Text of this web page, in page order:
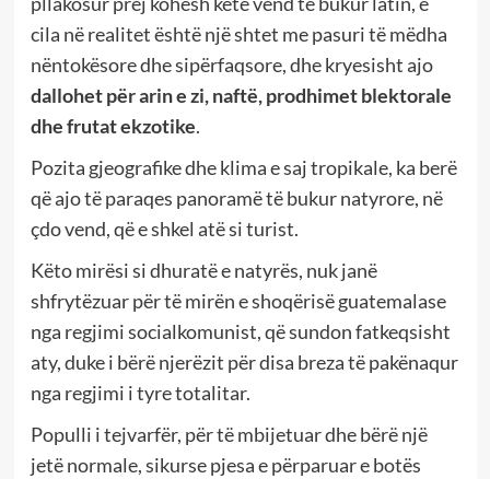
cila në realitet është një shtet me pasuri të mëdha
nëntokësore dhe sipërfaqsore, dhe kryesisht ajo
dallohet për arin e zi, naftë, prodhimet blektorale
dhe frutat ekzotike.
Pozita gjeografike dhe klima e saj tropikale, ka berë
që ajo të paraqes panoramë të bukur natyrore, në
çdo vend, që e shkel atë si turist.
Këto mirësi si dhuratë e natyrës, nuk janë
shfrytëzuar për të mirën e shoqërisë guatemalase
nga regjimi socialkomunist, që sundon fatkeqsisht
aty, duke i bërë njerëzit për disa breza të pakënaqur
nga regjimi i tyre totalitar.
Populli i tejvarfër, për të mbijetuar dhe bërë një
jetë normale, sikurse pjesa e përparuar e botës